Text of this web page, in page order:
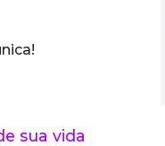
sua vida